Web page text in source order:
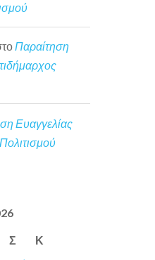
Παραίτηση
Ευαγγελίας
Σ Κ